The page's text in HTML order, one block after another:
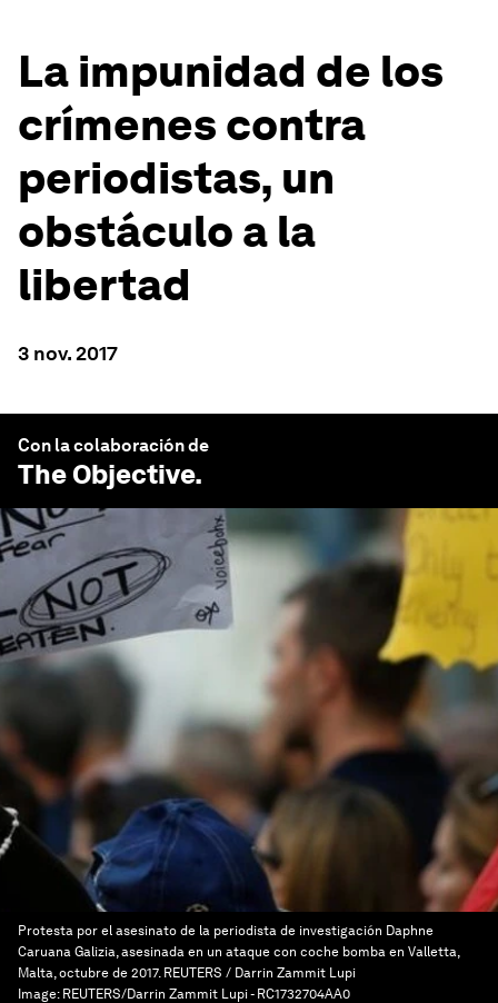
La impunidad de los
crímenes contra
periodistas, un
obstáculo a la
libertad
3 nov. 2017
Con la colaboración de
The Objective.
Protesta por el asesinato de la periodista de investigación Daphne
Caruana Galizia, asesinada en un ataque con coche bomba en Valletta,
Malta, octubre de 2017. REUTERS / Darrin Zammit Lupi
Image: REUTERS/Darrin Zammit Lupi - RC1732704AA0